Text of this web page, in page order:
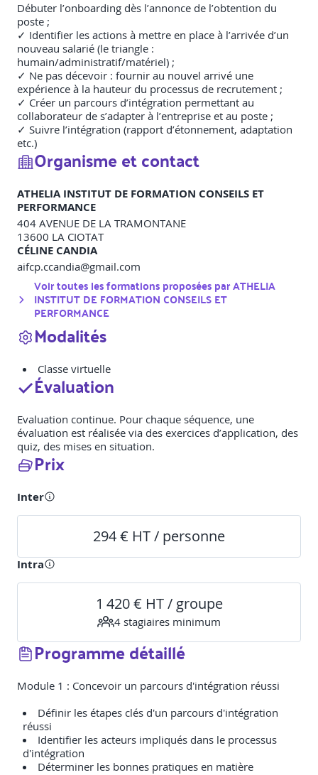
Débuter l’onboarding dès l’annonce de l’obtention du
poste ;
✓ Identifier les actions à mettre en place à l’arrivée d’un
nouveau salarié (le triangle :
humain/administratif/matériel) ;
✓ Ne pas décevoir : fournir au nouvel arrivé une
expérience à la hauteur du processus de recrutement ;
✓ Créer un parcours d’intégration permettant au
collaborateur de s’adapter à l’entreprise et au poste ;
✓ Suivre l’intégration (rapport d’étonnement, adaptation
etc.)
Organisme et contact
ATHELIA INSTITUT DE FORMATION CONSEILS ET
PERFORMANCE
404 AVENUE DE LA TRAMONTANE
13600 LA CIOTAT
CÉLINE CANDIA
aifcp.ccandia@gmail.com
Voir toutes les formations proposées parATHELIA
INSTITUT DE FORMATION CONSEILS ET
PERFORMANCE
Modalités
Classe virtuelle
Évaluation
Evaluation continue. Pour chaque séquence, une
évaluation est réalisée via des exercices d’application, des
quiz, des mises en situation.
Prix
Inter
294 € HT / personne
Intra
1 420 € HT / groupe
4 stagiaires minimum
Programme détaillé
Module 1 : Concevoir un parcours d'intégration réussi
Définir les étapes clés d'un parcours d'intégration
réussi
Identifier les acteurs impliqués dans le processus
d'intégration
Déterminer les bonnes pratiques en matière